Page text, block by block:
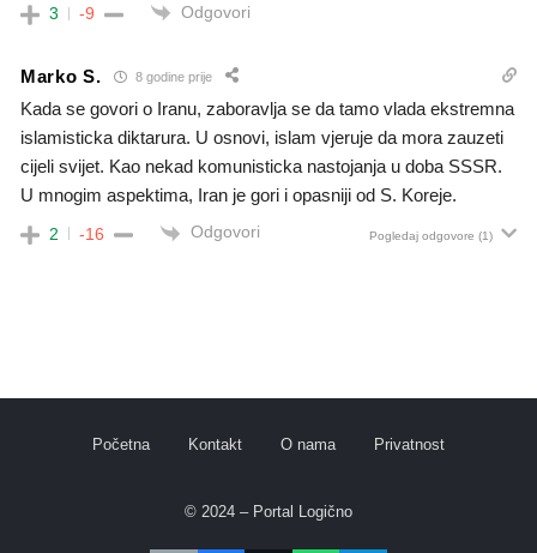
3 -9 Odgovori
Marko S. 8 godine prije
Kada se govori o Iranu, zaboravlja se da tamo vlada ekstremna
islamisticka diktarura. U osnovi, islam vjeruje da mora zauzeti
cijeli svijet. Kao nekad komunisticka nastojanja u doba SSSR.
U mnogim aspektima, Iran je gori i opasniji od S. Koreje.
2 -16 Odgovori Pogledaj odgovore (1)
Početna Kontakt O nama Privatnost
© 2024 – Portal Logično